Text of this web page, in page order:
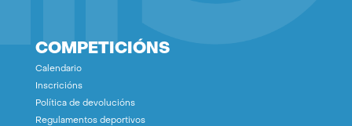
COMPETICIÓNS
Calendario
Inscricións
Política de devolucións
Regulamentos deportivos